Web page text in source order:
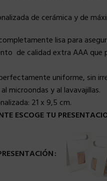
de cerámica y de
lisa para
de calidad extra AAA
uniforme, sin
microondas y al lavavajillas.
21 x 9,5 cm.
ESCOGE TU